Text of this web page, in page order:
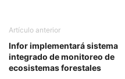
Artículo anterior
Infor implementará sistema
integrado de monitoreo de
ecosistemas forestales